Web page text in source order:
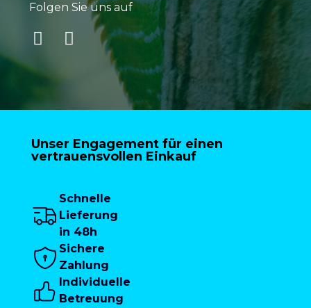
Folgen Sie uns auf
Unser Engagement für einen
vertrauensvollen Einkauf
Schnelle
Lieferung
in 48h
Sichere
Zahlung
Individuelle
Betreuung